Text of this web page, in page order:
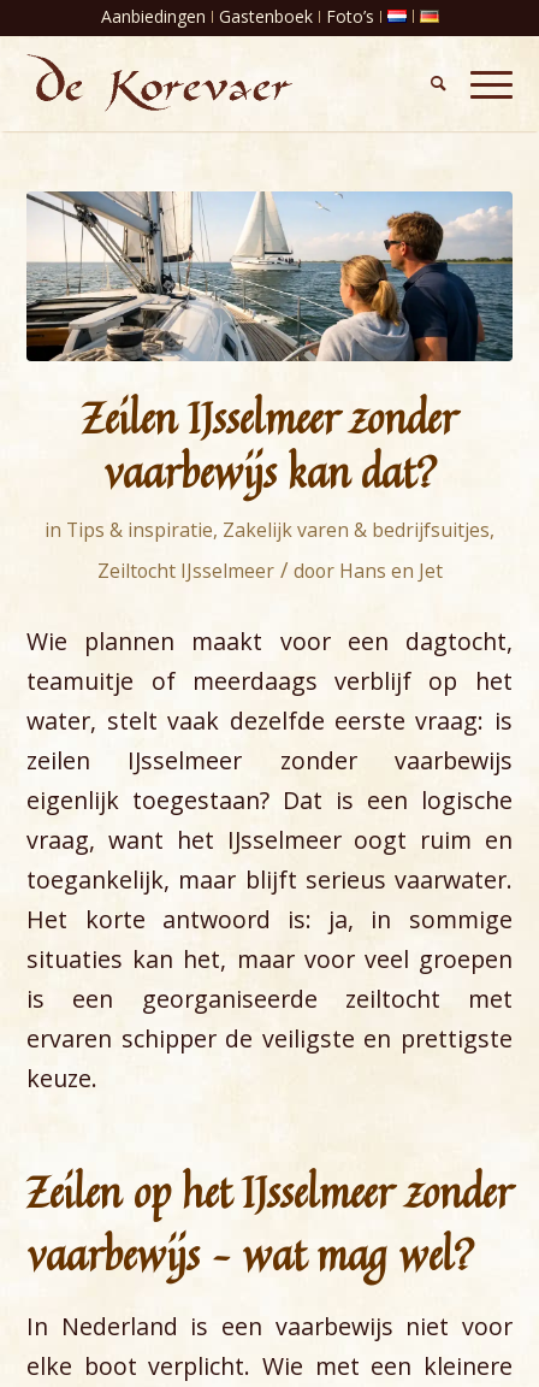
Aanbiedingen Gastenboek Foto’s
Zeilen IJsselmeer zonder
vaarbewijs kan dat?
in Tips & inspiratie, Zakelijk varen & bedrijfsuitjes,
Zeiltocht IJsselmeer / door Hans en Jet
Wie plannen maakt voor een dagtocht,
teamuitje of meerdaags verblijf op het
water, stelt vaak dezelfde eerste vraag: is
zeilen IJsselmeer zonder vaarbewijs
eigenlijk toegestaan? Dat is een logische
vraag, want het IJsselmeer oogt ruim en
toegankelijk, maar blijft serieus vaarwater.
Het korte antwoord is: ja, in sommige
situaties kan het, maar voor veel groepen
is een georganiseerde zeiltocht met
ervaren schipper de veiligste en prettigste
keuze.
Zeilen op het IJsselmeer zonder
vaarbewijs – wat mag wel?
In Nederland is een vaarbewijs niet voor
elke boot verplicht. Wie met een kleinere